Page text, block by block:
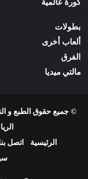
كورة عالمية
بطولات
ألعاب أخرى
الفرق
مالتي ميديا
© جميع حقوق الطبع و
الرئيسية
اتصل